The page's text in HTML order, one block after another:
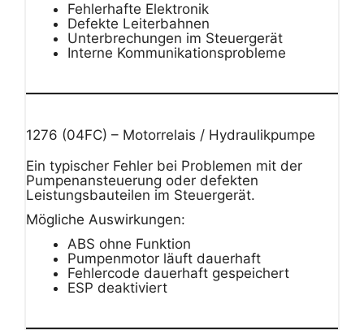
Fehlerhafte Elektronik
Defekte Leiterbahnen
Unterbrechungen im Steuergerät
Interne Kommunikationsprobleme
1276 (04FC) – Motorrelais / Hydraulikpumpe
Ein typischer Fehler bei Problemen mit der
Pumpenansteuerung oder defekten
Leistungsbauteilen im Steuergerät.
Mögliche Auswirkungen:
ABS ohne Funktion
Pumpenmotor läuft dauerhaft
Fehlercode dauerhaft gespeichert
ESP deaktiviert